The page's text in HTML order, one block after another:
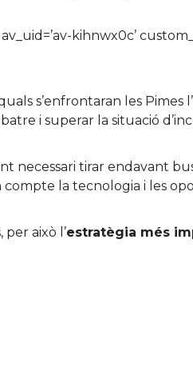
kihnwx0c’
s’enfrontaran les Pimes
i superar la situació
necessari tirar endavant
compte la tecnologia i les
això l’estratègia més